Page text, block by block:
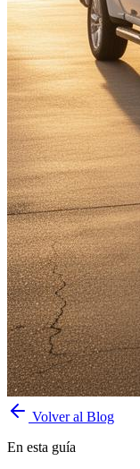
Volver al Blog
En esta guía